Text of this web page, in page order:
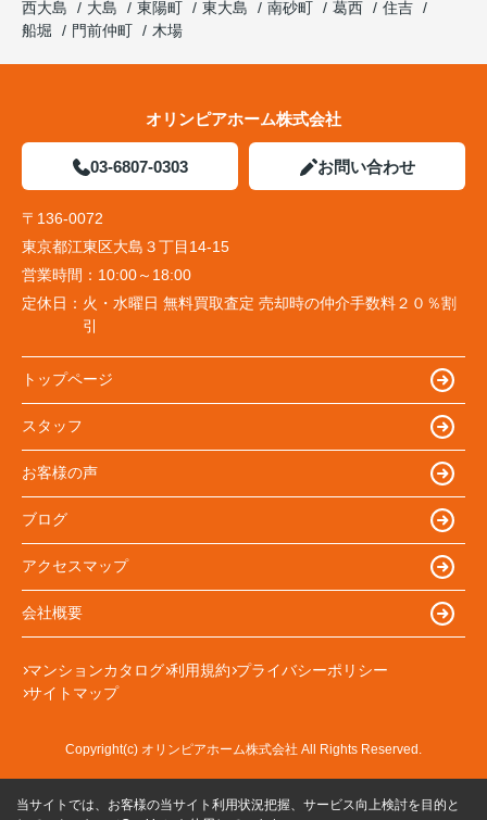
西大島
大島 東陽町 東大島 南砂町 葛西
住吉
船堀
門前仲町 木場
オリンピアホーム株式会社
03-6807-0303 お問い合わせ
〒136-0072
東京都江東区大島３丁目14-15
営業時間： 10:00～18:00
定休日： 火・水曜日 無料買取査定 売却時の仲介手数料２０％割
引
トップページ
スタッフ
お客様の声
ブログ
アクセスマップ
会社概要
マンションカタログ 利用規約 プライバシーポリシー
サイトマップ
Copyright(c) オリンピアホーム株式会社 All Rights Reserved.
当サイトでは、お客様の当サイト利用状況把握、サービス向上検討を目的と